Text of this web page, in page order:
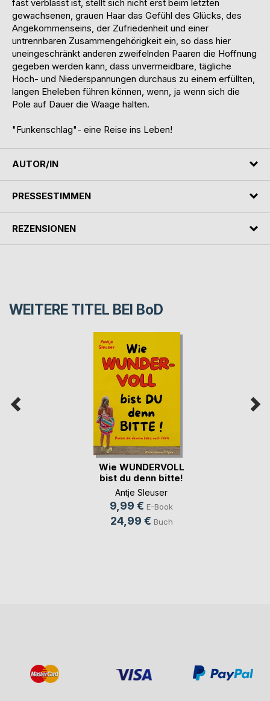
fast verblasst ist, stellt sich nicht erst beim letzten
gewachsenen, grauen Haar das Gefühl des Glücks, des
Angekommenseins, der Zufriedenheit und einer
untrennbaren Zusammengehörigkeit ein, so dass hier
uneingeschränkt anderen zweifelnden Paaren die Hoffnung
gegeben werden kann, dass unvermeidbare, tägliche
Hoch- und Niederspannungen durchaus zu einem erfüllten,
langen Eheleben führen können, wenn, ja wenn sich die
Pole auf Dauer die Waage halten.
"Funkenschlag"- eine Reise ins Leben!
AUTOR/IN
PRESSESTIMMEN
REZENSIONEN
WEITERE TITEL BEI BoD
Wie WUNDERVOLL
bist du denn bitte!
Antje Sleuser
9,99 € E-Book
24,99 € Buch